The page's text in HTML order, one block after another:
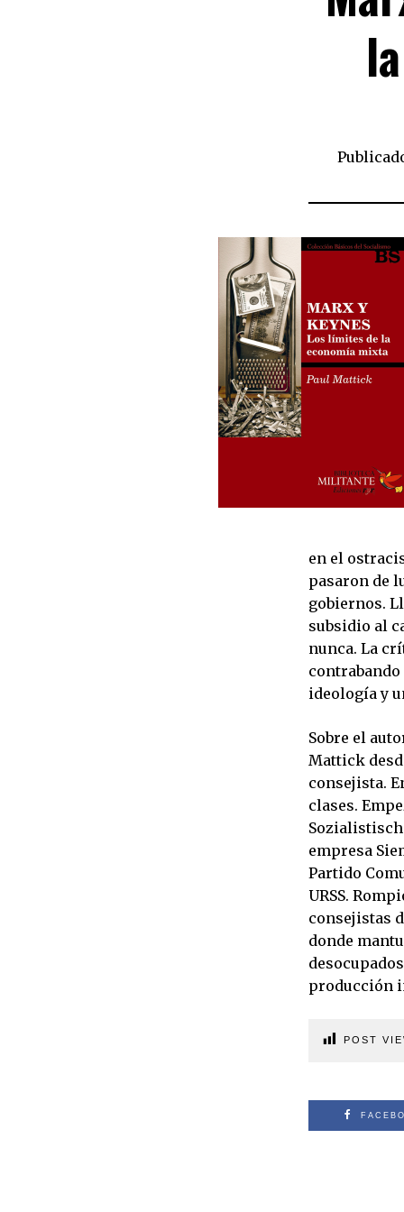
en el
pasaron de
gobiernos.
subsidio al
nunca. La
contrabando
ideología y
Sobre el
Mattick
consejista.
clases.
empresa
Partido
URSS.
consejistas
donde
producción
POST